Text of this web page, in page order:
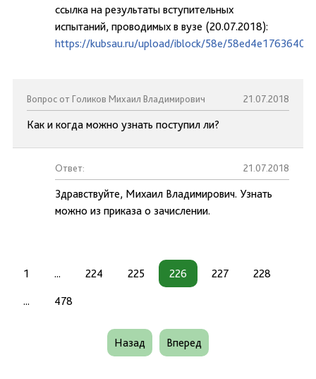
ссылка на результаты вступительных
испытаний, проводимых в вузе (20.07.2018):
https://kubsau.ru/upload/iblock/58e/
Вопрос от Голиков Михаил Владимирович 21.07.2018
Как и когда можно узнать поступил ли?
Ответ: 21.07.2018
Здравствуйте, Михаил Владимирович. Узнать
можно из приказа о зачислении.
1 ... 224 225 226 227 228
... 478
Назад Вперед